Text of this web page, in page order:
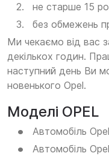
не старше 15
без обмежень
Ми чекаємо від вас
декількох годин.
наступний день Ви
новенького Opel.
Моделі OPEL
Автомобіль
Автомобіль